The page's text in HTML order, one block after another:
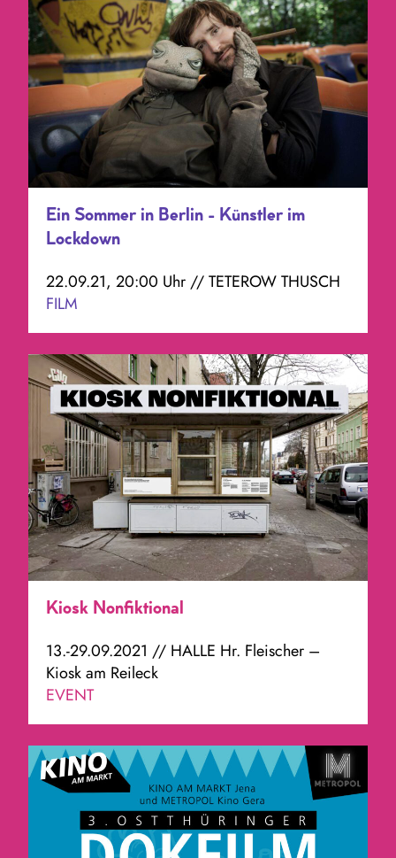
Ein Sommer in Berlin - Künstler im
Lockdown
22.09.21, 20:00 Uhr // TETEROW THUSCH
FILM
Kiosk Nonfiktional
13.-29.09.2021 // HALLE Hr. Fleischer –
Kiosk am Reileck
EVENT